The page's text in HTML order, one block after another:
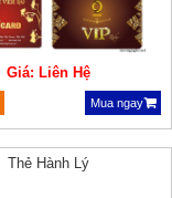
Giá: Liên Hệ
Mua ngay
Thẻ Hành Lý